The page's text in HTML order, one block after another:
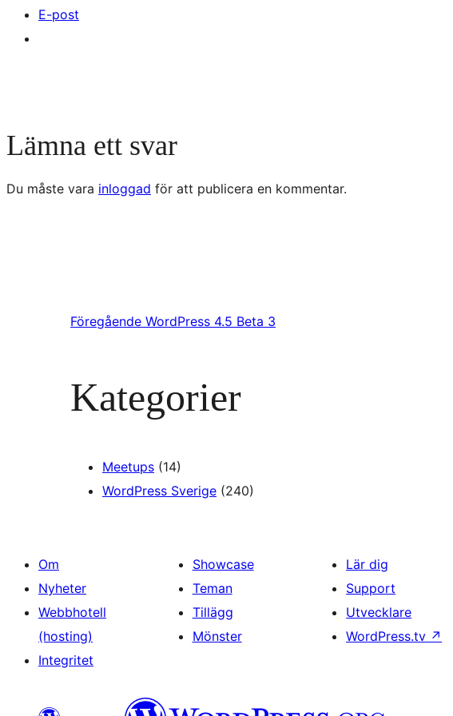
E-post
Lämna ett svar
Du måste vara inloggad för att publicera en kommentar.
Föregående WordPress 4.5 Beta 3
Kategorier
Meetups (14)
WordPress Sverige (240)
Om
Nyheter
Webbhotell
(hosting)
Integritet
Showcase
Teman
Tillägg
Mönster
Lär dig
Support
Utvecklare
WordPress.tv ↗